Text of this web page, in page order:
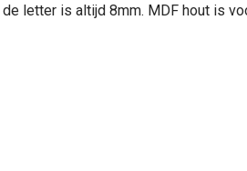
letter is altijd 8mm. MDF hout is